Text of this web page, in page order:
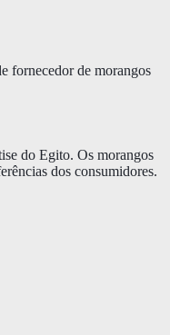
fornecedor de morangos
do Egito. Os morangos
dos consumidores.